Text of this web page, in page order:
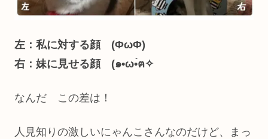
左：私に対する顔 (ΦωΦ)
右：妹に見せる顔 (๑•ω•́ฅ✧
なんだ この差は！
人見知りの激しいにゃんこさんなのだけど、まっ